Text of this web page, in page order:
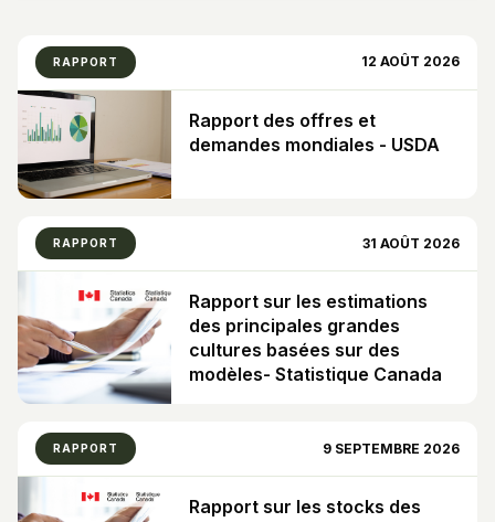
RAPPORT 12 AOÛT 2026
Rapport des offres et
demandes mondiales - USDA
RAPPORT 31 AOÛT 2026
Rapport sur les estimations
des principales grandes
cultures basées sur des
modèles- Statistique Canada
RAPPORT 9 SEPTEMBRE 2026
Rapport sur les stocks des